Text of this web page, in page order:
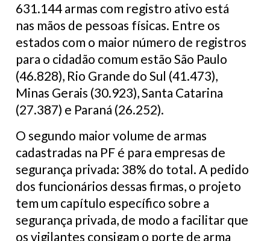
631.144 armas com registro ativo está
nas mãos de pessoas físicas. Entre os
estados com o maior número de registros
para o cidadão comum estão São Paulo
(46.828), Rio Grande do Sul (41.473),
Minas Gerais (30.923), Santa Catarina
(27.387) e Paraná (26.252).
O segundo maior volume de armas
cadastradas na PF é para empresas de
segurança privada: 38% do total. A pedido
dos funcionários dessas firmas, o projeto
tem um capítulo específico sobre a
segurança privada, de modo a facilitar que
os vigilantes consigam o porte de arma